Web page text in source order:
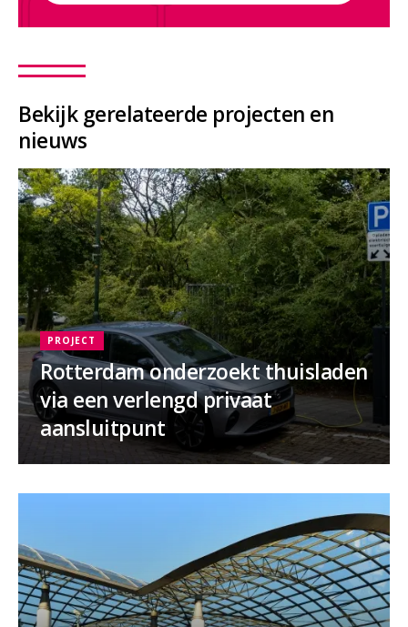
Bekijk gerelateerde projecten en
nieuws
Rotterdam onderzoekt thuisladen
via een verlengd privaat
aansluitpunt
PROJECT